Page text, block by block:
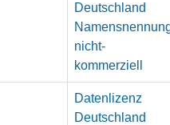
Deutschland
nicht-
kommerziell
Datenlizenz
Deutschland